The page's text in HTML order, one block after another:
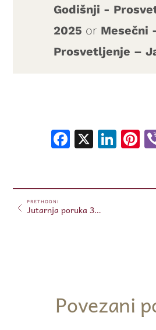
Godišnji -
2025 or Mesečni
Prosvetljenje –
Facebook
X
PRETHODNI
Jutarnja poruka 30.01.2025.
Povezani